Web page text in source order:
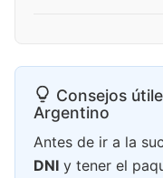
Consejos
Argentino
Antes de ir a la
DNI y tener el